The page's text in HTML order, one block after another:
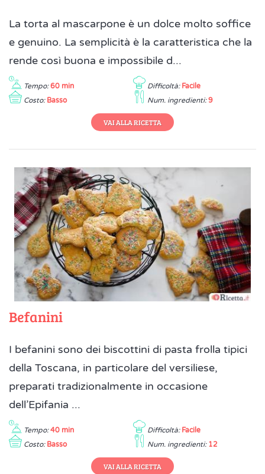
La torta al mascarpone è un dolce molto soffice
e genuino. La semplicità è la caratteristica che la
rende così buona e impossibile d...
Tempo: 60 min Difficoltà: Facile
Costo: Basso Num. ingredienti: 9
VAI ALLA RICETTA
Befanini
I befanini sono dei biscottini di pasta frolla tipici
della Toscana, in particolare del versiliese,
preparati tradizionalmente in occasione
dell’Epifania ...
Tempo: 40 min Difficoltà: Facile
Costo: Basso Num. ingredienti: 12
VAI ALLA RICETTA